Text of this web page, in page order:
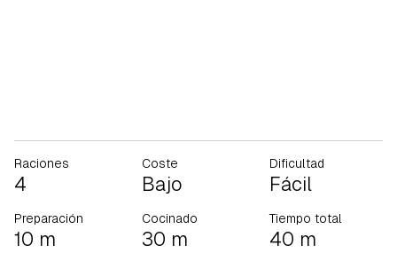
Raciones
4
Coste
Bajo
Dificultad
Fácil
Preparación
10 m
Cocinado
30 m
Tiempo total
40 m